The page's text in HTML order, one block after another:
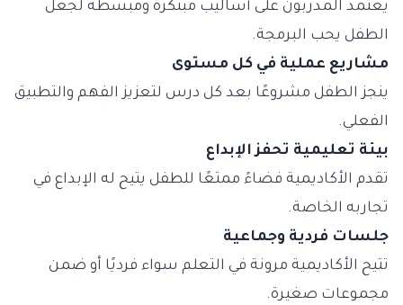
يعتمد المدربون على أساليب مبتكرة ومبسطة لجعل
الطفل يحب البرمجة.
مشاريع عملية في كل مستوى
ينجز الطفل مشروعًا بعد كل درس لتعزيز الفهم والتطبيق
الفعلي.
بيئة تعليمية تحفز الإبداع
تقدم الأكاديمية فضاءً ممتعًا للطفل يتيح له الإبداع في
تجاربه الخاصة.
جلسات فردية وجماعية
تتيح الأكاديمية مرونة في التعلم سواء فرديًا أو ضمن
مجموعات صغيرة.